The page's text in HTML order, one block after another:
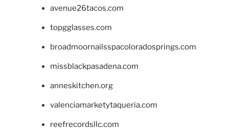
avenue26tacos.com
topgglasses.com
broadmoornailsspacoloradosprings.com
missblackpasadena.com
anneskitchen.org
valenciamarketytaqueria.com
reefrecordsllc.com